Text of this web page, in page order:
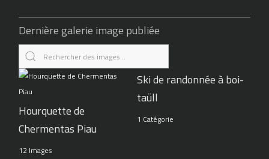
Dernière galerie image publiée
Hourquette de
Chermentas Piau
12 Images
Ski de randonnée à boi-
taüll
1 Catégorie